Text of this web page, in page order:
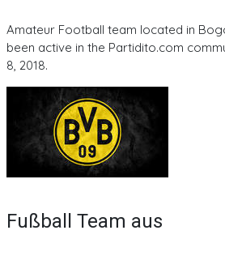
Amateur Football team located in
been active in the Partidito.com
8, 2018.
Fußball Team aus